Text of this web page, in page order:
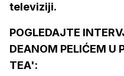
televiziji.
POGLEDAJTE
DEANOM PELIĆEM U
TEA':